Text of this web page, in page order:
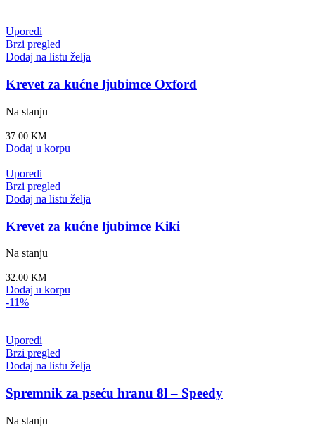
Uporedi
Brzi pregled
Dodaj na listu želja
Krevet za kućne ljubimce Oxford
Na stanju
37.00 KM
Dodaj u korpu
Uporedi
Brzi pregled
Dodaj na listu želja
Krevet za kućne ljubimce Kiki
Na stanju
32.00 KM
Dodaj u korpu
-11%
Uporedi
Brzi pregled
Dodaj na listu želja
Spremnik za pseću hranu 8l – Speedy
Na stanju